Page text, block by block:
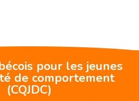
pour les jeunes
de comportement
(CQJDC)